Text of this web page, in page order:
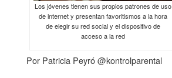
Los jóvenes tienen sus propios patrones de uso
de internet y presentan favoritismos a la hora
de elegir su red social y el dispositivo de
acceso a la red
Por Patricia Peyró @kontrolparental